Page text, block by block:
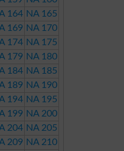
164 NA 165
169 NA 170
174 NA 175
179 NA 180
184 NA 185
189 NA 190
194 NA 195
199 NA 200
204 NA 205
209 NA 210